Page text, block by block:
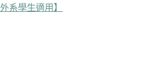
系學生適用】